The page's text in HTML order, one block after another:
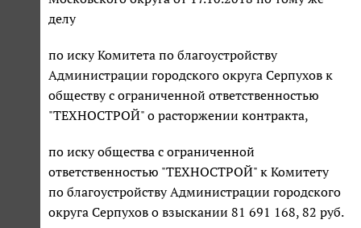
делу
по иску Комитета по благоустройству
Администрации городского округа Серпухов к
обществу с ограниченной ответственностью
"ТЕХНОСТРОЙ" о расторжении контракта,
по иску общества с ограниченной
ответственностью "ТЕХНОСТРОЙ" к Комитету
по благоустройству Администрации городского
округа Серпухов о взыскании 81 691 168, 82 руб.